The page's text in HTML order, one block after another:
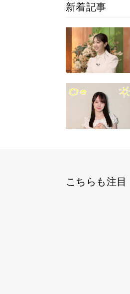
新着記事
こちらも注目